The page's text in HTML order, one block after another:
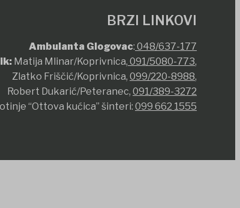
BRZI LINKOVI
Ambulanta Glogovac: 048/637-177
Matija Mlinar/Koprivnica, 091/5080-773,
Zlatko Friščić/Koprivnica, 099/220-8988,
Robert Dukarić/Peteranec, 091/389-3272
“Ottova kućica” šinteri: 099 662 1555